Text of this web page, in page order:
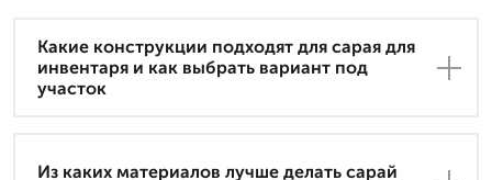
Какие конструкции подходят для сарая для
инвентаря и как выбрать вариант под
участок
Из каких материалов лучше делать сарай